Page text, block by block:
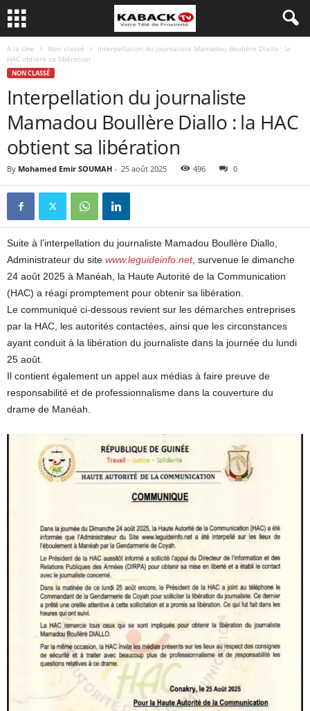
A la Une Non classé
Interpellation du journaliste Mamadou Boullère Diallo : la
HAC obtient sa libération
NON CLASSÉ
Interpellation du journaliste
Mamadou Boullère Diallo : la HAC
obtient sa libération
By Mohamed Emir SOUMAH - 25 août 2025 496 0
Suite à l’interpellation du journaliste Mamadou Boullère Diallo,
Administrateur du site www.leguideinfo.net, survenue le dimanche
24 août 2025 à Manéah, la Haute Autorité de la Communication
(HAC) a réagi promptement pour obtenir sa libération.
Le communiqué ci-dessous revient sur les démarches entreprises
par la HAC, les autorités contactées, ainsi que les circonstances
ayant conduit à la libération du journaliste dans la journée du lundi
25 août.
Il contient également un appel aux médias à faire preuve de
responsabilité et de professionnalisme dans la couverture du
drame de Manéah.